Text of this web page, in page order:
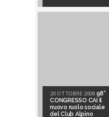
20 OTTOBRE 2008 98°
CONGRESSO CAI Il
nuovo ruolo sociale
del Club Alpino